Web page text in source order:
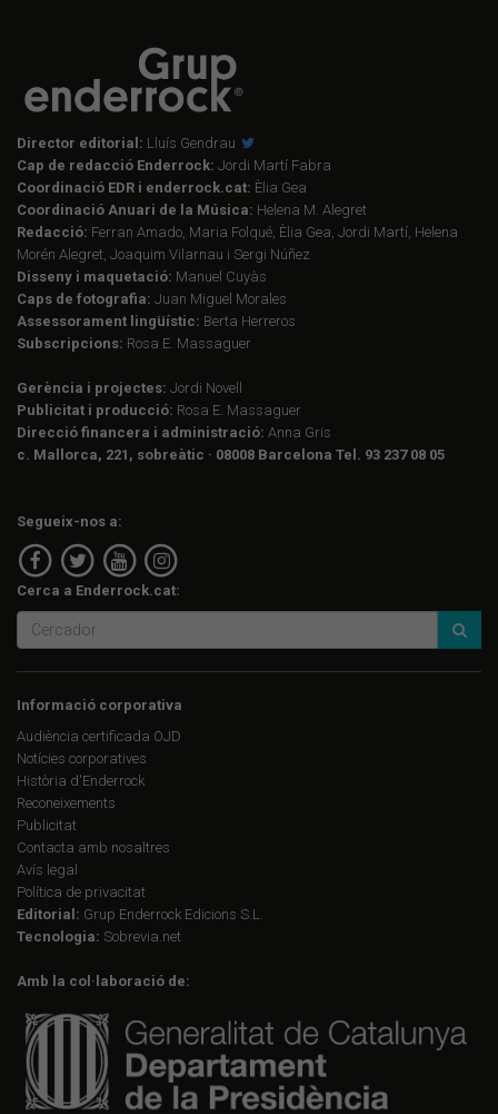
Director editorial: Lluís Gendrau
Cap de redacció Enderrock: Jordi Martí Fabra
Coordinació EDR i enderrock.cat: Èlia Gea
Coordinació Anuari de la Música: Helena M. Alegret
Redacció: Ferran Amado, Maria Folqué, Èlia Gea, Jordi Martí, Helena
Morén Alegret, Joaquim Vilarnau i Sergi Núñez
Disseny i maquetació: Manuel Cuyàs
Caps de fotografia: Juan Miguel Morales
Assessorament lingüístic: Berta Herreros
Subscripcions: Rosa E. Massaguer
Gerència i projectes: Jordi Novell
Publicitat i producció: Rosa E. Massaguer
Direcció financera i administració: Anna Gris
c. Mallorca, 221, sobreàtic · 08008 Barcelona Tel. 93 237 08 05
Segueix-nos a:
Cerca a Enderrock.cat:
Informació corporativa
Audiència certificada OJD
Notícies corporatives
Història d'Enderrock
Reconeixements
Publicitat
Contacta amb nosaltres
Avís legal
Política de privacitat
Editorial: Grup Enderrock Edicions S.L.
Tecnologia: Sobrevia.net
Amb la col·laboració de: